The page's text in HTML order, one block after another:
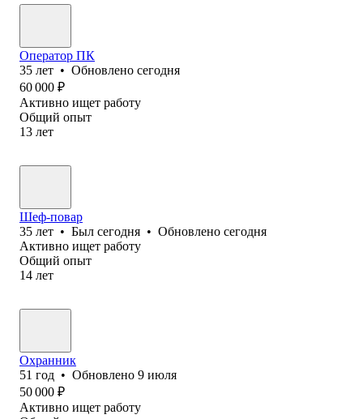
Оператор ПК
35 лет • Обновлено сегодня
60 000 ₽
Активно ищет работу
Общий опыт
13 лет
Шеф-повар
35 лет • Был сегодня • Обновлено сегодня
Активно ищет работу
Общий опыт
14 лет
Охранник
51 год • Обновлено 9 июля
50 000 ₽
Активно ищет работу